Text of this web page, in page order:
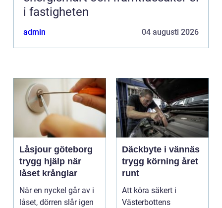
i fastigheten
admin 04 augusti 2026
Låsjour göteborg
trygg hjälp när
låset krånglar
När en nyckel går av i
låset, dörren slår igen
Däckbyte i vännäs
trygg körning året
runt
Att köra säkert i
Västerbottens